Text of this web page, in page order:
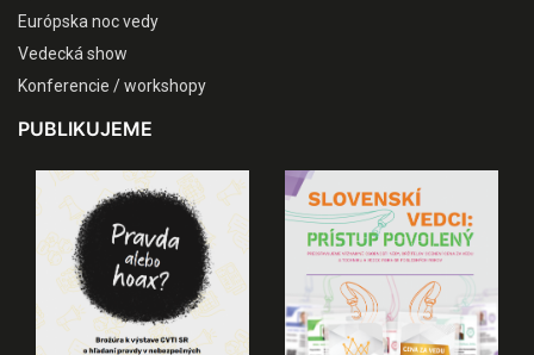
Európska noc vedy
Vedecká show
Konferencie / workshopy
PUBLIKUJEME